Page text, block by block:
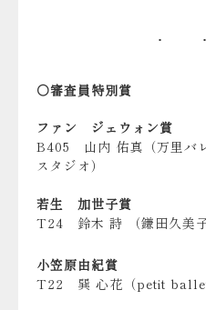
◯審査員特別賞
ファン ジェウォン賞
B405 山内 佑真（万里バ
スタジオ）
若生 加世子賞
T24 鈴木 詩 （鎌田久美子
小笠原由紀賞
T22 巽 心花（petit ballet